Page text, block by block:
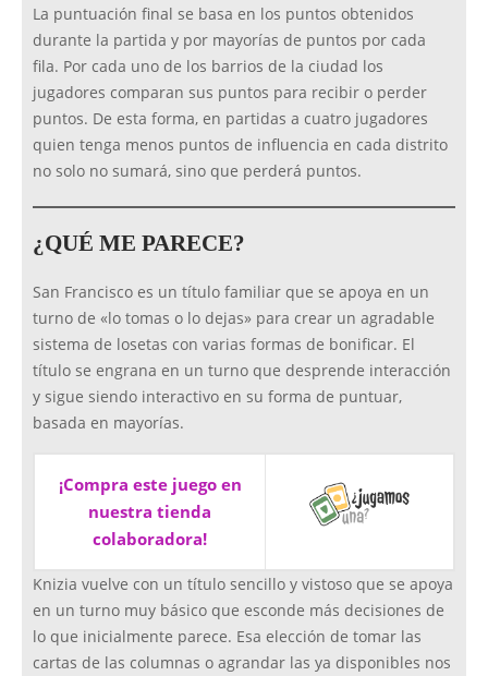
La puntuación final se basa en los puntos obtenidos
durante la partida y por mayorías de puntos por cada
fila. Por cada uno de los barrios de la ciudad los
jugadores comparan sus puntos para recibir o perder
puntos. De esta forma, en partidas a cuatro jugadores
quien tenga menos puntos de influencia en cada distrito
no solo no sumará, sino que perderá puntos.
¿QUÉ ME PARECE?
San Francisco es un título familiar que se apoya en un
turno de «lo tomas o lo dejas» para crear un agradable
sistema de losetas con varias formas de bonificar. El
título se engrana en un turno que desprende interacción
y sigue siendo interactivo en su forma de puntuar,
basada en mayorías.
¡Compra este juego en
nuestra tienda
colaboradora!
Knizia vuelve con un título sencillo y vistoso que se apoya
en un turno muy básico que esconde más decisiones de
lo que inicialmente parece. Esa elección de tomar las
cartas de las columnas o agrandar las ya disponibles nos